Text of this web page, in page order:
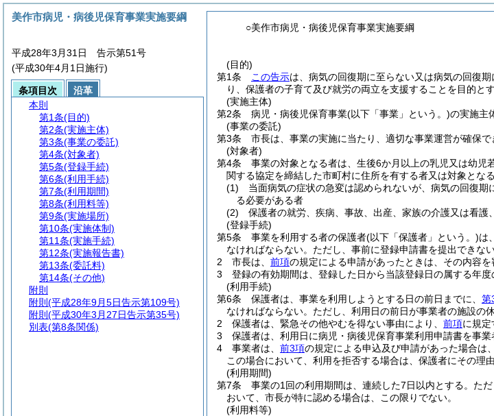
○美作市病児・病後児保育事業実施要綱
(目的)
第1条
この告示は、病気の回復期に至らない又は病気の回復
り、保護者の子育て及び就労の両立を支援することを目的とす
(実施主体)
第2条
病児・病後児保育事業(以下「事業」という。)の実施主
(事業の委託)
第3条
市長は、事業の実施に当たり、適切な事業運営が確保
(対象者)
第4条
事業の対象となる者は、生後6か月以上の乳児又は幼児
関する協定を締結した市町村に住所を有する者又は対象とな
(1)
当面病気の症状の急変は認められないが、病気の回復
る必要がある者
(2)
保護者の就労、疾病、事故、出産、家族の介護又は看
(登録手続)
第5条
事業を利用する者の保護者(以下「保護者」という。)は
なければならない。 ただし、事前に登録申請書を提出できない
2
市長は、 前項の規定による申請があったときは、その内容
3
登録の有効期間は、登録した日から当該登録日の属する年度
(利用手続)
第6条
保護者は、事業を利用しようとする日の前日までに、 第
なければならない。 ただし、利用日の前日が事業者の施設の
2
保護者は、緊急その他やむを得ない事由により、 前項に規定
3
保護者は、利用日に病児・病後児保育事業利用申請書を事業
4
事業者は、 前3項の規定による申込及び申請があった場合は
この場合において、利用を拒否する場合は、保護者にその理
(利用期間)
第7条
事業の1回の利用期間は、連続した7日以内とする。 た
おいて、市長が特に認める場合は、この限りでない。
(利用料等)
美作市病児・病後児保育事業実施要綱
平成28年3月31日 告示第51号
(平成30年4月1日施行)
条項目次
沿革
本則
第1条(目的)
第2条(実施主体)
第3条(事業の委託)
第4条(対象者)
第5条(登録手続)
第6条(利用手続)
第7条(利用期間)
第8条(利用料等)
第9条(実施場所)
第10条(実施体制)
第11条(実施手続)
第12条(実施報告書)
第13条(委託料)
第14条(その他)
附則
附則 (平成28年9月5日告示第109号)
附則 (平成30年3月27日告示第35号)
別表(第8条関係)